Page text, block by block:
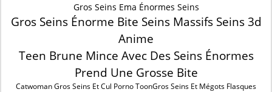
Gros Seins Ema Énormes Seins
Gros Seins Énorme Bite Seins Massifs Seins 3d
Anime
Teen Brune Mince Avec Des Seins Énormes
Prend Une Grosse Bite
Catwoman Gros Seins Et Cul Porno ToonGros Seins Et Mégots Flasques